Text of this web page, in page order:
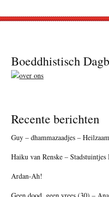
Footer
Boeddhistisch
Recente berichten
Guy – dhammazaadjes –
Haiku van Renske –
Ardan-Ah!